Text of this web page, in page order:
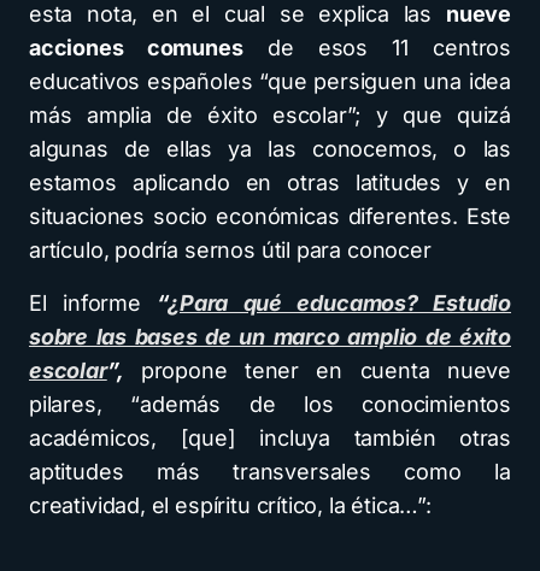
esta nota, en el cual se explica las nueve
acciones comunesde esos 11 centros
educativos españoles “que persiguen una idea
más amplia de éxito escolar”; y que quizá
algunas de ellas ya las conocemos, o las
estamos aplicando en otras latitudes y en
situaciones socio económicas diferentes. Este
artículo, podría sernos útil para conocer
El informe “¿Para qué educamos? Estudio
sobre las bases de un marco amplio de éxito
escolar”, propone tener en cuenta nueve
pilares, “además de los conocimientos
académicos, [que] incluya también otras
aptitudes más transversales como la
creatividad, el espíritu crítico, la ética…”: